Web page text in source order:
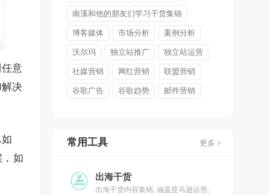
意
决
如
南溪和他的朋友们学习干货集锦
博客媒体 市场分析 案例分析
沃尔玛 独立站推广 独立站运营
社媒营销 网红营销 联盟营销
谷歌广告 谷歌趋势 邮件营销
常用工具 更多
出海干货
出海干货内容集锦, 涵盖亚马逊运营,